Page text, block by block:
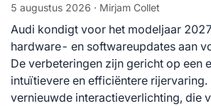
5 augustus 2026 · Mirjam Collet
Audi kondigt voor het modeljaar
hardware- en softwareupdates aan
De verbeteringen zijn gericht op een
intuïtievere en efficiëntere rijervaring.
vernieuwde interactieverlichting, die